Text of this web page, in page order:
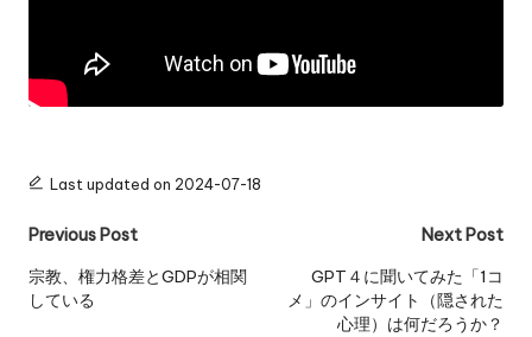
Last updated on 2024-07-18
Post
navigation
Previous Post
宗教、権力格差とGDPが相関
している
Next Post
GPT４に聞いてみた「1コ
メ」のインサイト（隠された
心理）は何だろうか？